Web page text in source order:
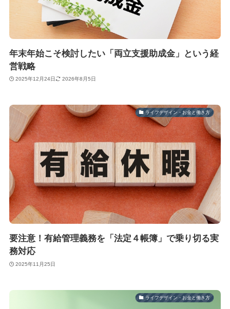
年末年始こそ検討したい「両立支援助成金」という経
営戦略
2025年12月24日 2026年8月5日
ライフデザイン・お金と働き方
要注意！有給管理義務を「法定４帳簿」で乗り切る実
務対応
2025年11月25日
ライフデザイン・お金と働き方